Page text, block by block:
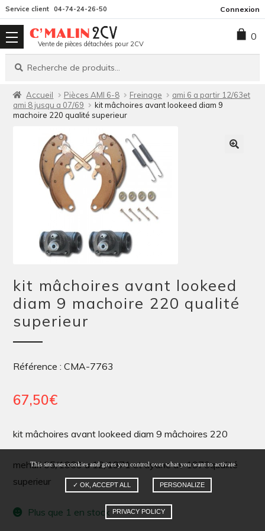
la
navigation
contenu
Service client 04-74-24-26-50 Connexion
Vente de pièces détachées pour 2CV
Recherche
Recherche
0
Accueil Pièces AMI 6-8 Freinage
ami 6 a partir 12/63et
ami 8 jusqu a 07/69
kit mâchoires avant lookeed diam 9
machoire 220 qualité superieur
kit mâchoires avant lookeed
diam 9 machoire 220 qualité
superieur
Référence : CMA-7763
67,50€
kit mâchoires avant lookeed diam 9 mâchoires 220
mehari 05/1969 a 12/1971 et dyane av 1970qualité
superieur
Plus que 1 en stock
This site uses cookies and gives you control over what you want to activate
✓ OK, ACCEPT ALL PERSONALIZE
PRIVACY POLICY